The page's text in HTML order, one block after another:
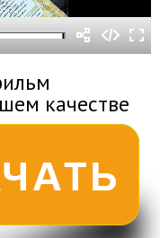
качестве